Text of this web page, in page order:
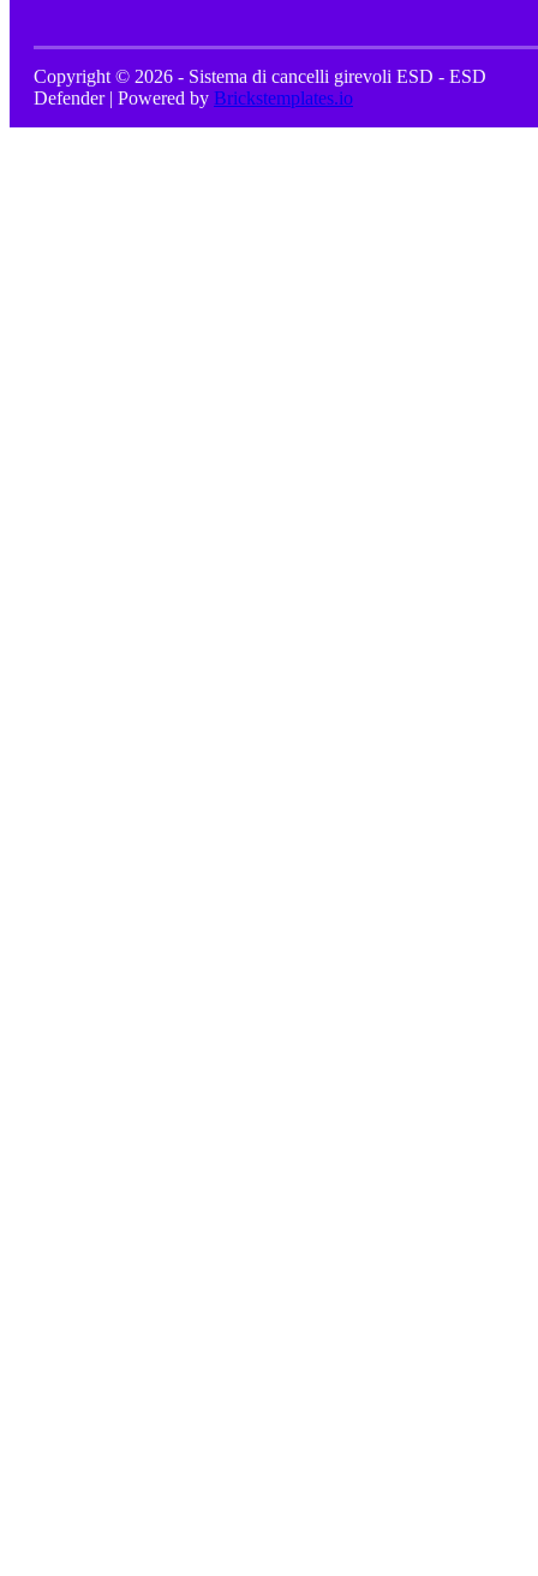
Copyright © 2026 - Sistema di cancelli girevoli ESD - ESD
Defender | Powered by Brickstemplates.io